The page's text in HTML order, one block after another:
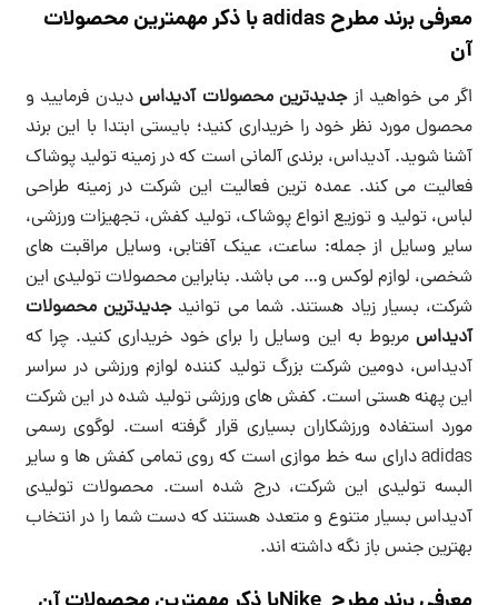
معرفی برند مطرح adidas با ذکر مهمترین محصولات
آن
اگر می خواهید ازجدیدترین محصولات آدیداسدیدن فرمایید و
محصول مورد نظر خود را خریداری کنید؛ بایستی ابتدا با این برند
آشنا شوید. آدیداس، برندی آلمانی است که در زمینه تولید پوشاک
فعالیت می کند. عمده ترین فعالیت این شرکت در زمینه طراحی
لباس، تولید و توزیع انواع پوشاک، تولید کفش، تجهیزات ورزشی،
سایر وسایل از جمله: ساعت، عینک آفتابی، وسایل مراقبت های
شخصی، لوازم لوکس و… می باشد. بنابراین محصولات تولیدی این
شرکت، بسیار زیاد هستند. شما می توانیدجدیدترین محصولات
آدیداسمربوط به این وسایل را برای خود خریداری کنید. چرا که
آدیداس، دومین شرکت بزرگ تولید کننده لوازم ورزشی در سراسر
این پهنه هستی است. کفش های ورزشی تولید شده در این شرکت
مورد استفاده ورزشکاران بسیاری قرار گرفته است. لوگوی رسمی
adidas دارای سه خط موازی است که روی تمامی کفش ها و سایر
البسه تولیدی این شرکت، درج شده است. محصولات تولیدی
آدیداس بسیار متنوع و متعدد هستند که دست شما را در انتخاب
بهترین جنس باز نگه داشته اند.